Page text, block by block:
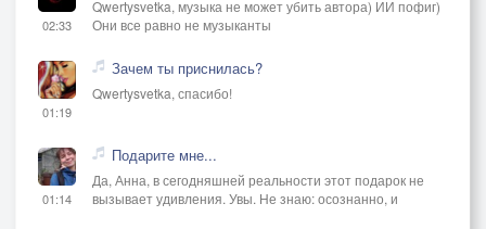
02:33
Qwertysvetka, музыка не может убить автора) ИИ пофиг)
Они все равно не музыканты
01:19
Зачем ты приснилась?
Qwertysvetka, спасибо!
01:14
Подарите мне...
Да, Анна, в сегодняшней реальности этот подарок не
вызывает удивления. Увы. Не знаю: осознанно, и